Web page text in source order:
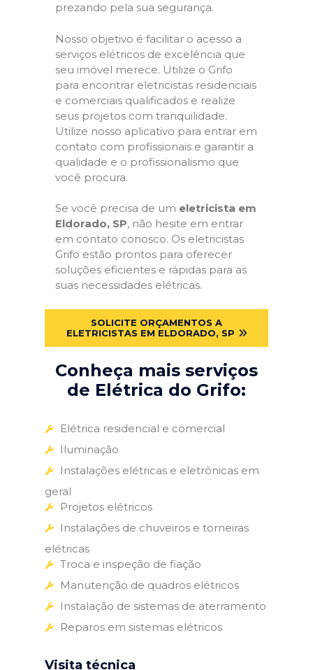
prezando pela sua segurança.
Nosso objetivo é facilitar o acesso a
serviços elétricos de excelência que
seu imóvel merece. Utilize o Grifo
para encontrar eletricistas residenciais
e comerciais qualificados e realize
seus projetos com tranquilidade.
Utilize nosso aplicativo para entrar em
contato com profissionais e garantir a
qualidade e o profissionalismo que
você procura.
Se você precisa de um eletricista em
Eldorado, SP, não hesite em entrar
em contato conosco. Os eletricistas
Grifo estão prontos para oferecer
soluções eficientes e rápidas para as
suas necessidades elétricas.
SOLICITE ORÇAMENTOS A
ELETRICISTAS EM ELDORADO, SP
Conheça mais serviços
de Elétrica do Grifo:
Elétrica residencial e comercial
Iluminação
Instalações elétricas e eletrônicas em
geral
Projetos elétricos
Instalações de chuveiros e torneiras
elétricas
Troca e inspeção de fiação
Manutenção de quadros elétricos
Instalação de sistemas de aterramento
Reparos em sistemas elétricos
Visita técnica